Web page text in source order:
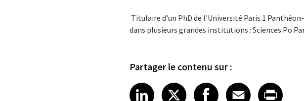
Titulaire d'un PhD de l'Université Paris 1
dans plusieurs grandes institutions : Sciences Po
Partager le contenu sur :
Share article on LinkedIn
LinkedIn
Share article on X
XShare article on
Facebook
ShareEmail
Share